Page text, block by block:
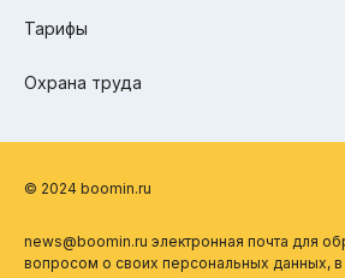
Тарифы
Охрана труда
© 2024 boomin.ru
news@boomin.ru электронная почта для
вопросом о своих персональных данных, в